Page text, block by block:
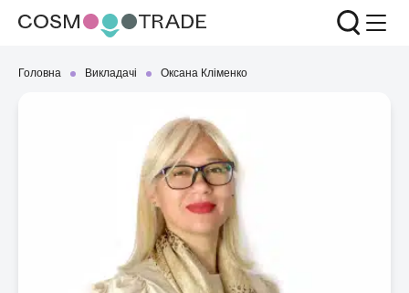
Головна Викладачі Оксана Кліменко